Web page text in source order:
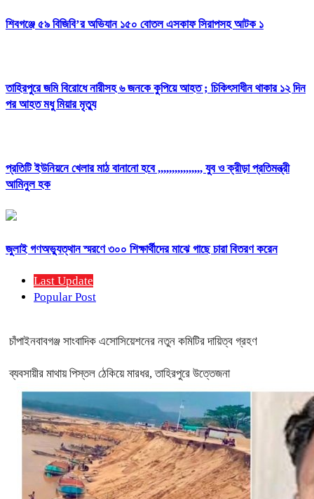
শিবগঞ্জে ৫৯ বিজিবি’র অভিযান ১৫০ বোতল এসকাফ সিরাপসহ আটক ১
তাহিরপুরে জমি বিরোধে নারীসহ ৬ জনকে কুপিয়ে আহত ; চিকিৎসাধীন থাকার ১২ দিন
পর আহত মধু মিয়ার মৃত্যু
প্রতিটি ইউনিয়নে খেলার মাঠ বানানো হবে ,,,,,,,,,,,,,,,, যুব ও ক্রীড়া প্রতিমন্ত্রী
আমিনুল হক
জুলাই গণঅভ্যুত্থান স্মরণে ৩০০ শিক্ষার্থীদের মাঝে গাছে চারা বিতরণ করেন
Last Update
Popular Post
চাঁপাইনবাবগঞ্জ সাংবাদিক এসোসিয়েশনের নতুন কমিটির দায়িত্ব গ্রহণ
ব্যবসায়ীর মাথায় পিস্তল ঠেকিয়ে মারধর, তাহিরপুরে উত্তেজনা